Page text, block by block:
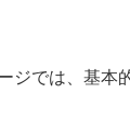
ジでは、基本